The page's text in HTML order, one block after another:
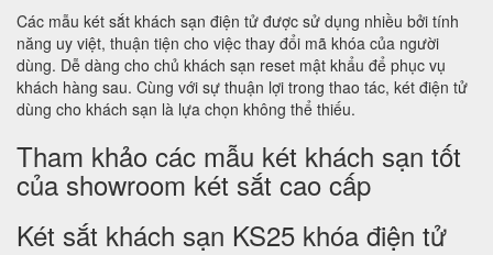
Các mẫu két sắt khách sạn điện tử được sử dụng nhiều bởi tính
năng uy việt, thuận tiện cho việc thay đổi mã khóa của người
dùng. Dễ dàng cho chủ khách sạn reset mật khẩu để phục vụ
khách hàng sau. Cùng với sự thuận lợi trong thao tác, két điện tử
dùng cho khách sạn là lựa chọn không thể thiếu.
Tham khảo các mẫu két khách sạn tốt
của showroom két sắt cao cấp
Két sắt khách sạn KS25 khóa điện tử